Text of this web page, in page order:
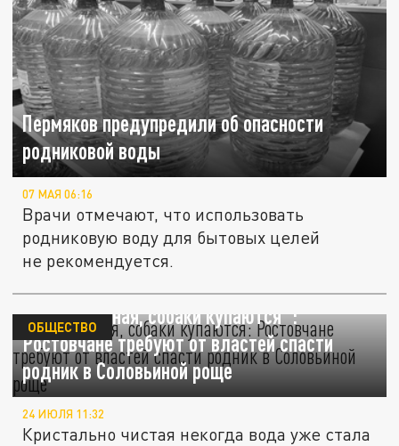
Пермяков предупредили об опасности
родниковой воды
07 МАЯ 06:16
Врачи отмечают, что использовать
родниковую воду для бытовых целей
не рекомендуется.
"Вода грязная, собаки купаются":
Ростовчане требуют от властей спасти
родник в Соловьиной роще
ОБЩЕСТВО
24 ИЮЛЯ 11:32
Кристально чистая некогда вода уже стала